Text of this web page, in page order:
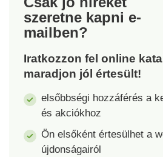
méretben, 10
kiegészítő tűvel, 24
szemjelölőt tartalmazó
gombolyag fonallal,
OEKO-TEX®
tanúsítvánnyal.
szeretne kapni e-
mailben?
Iratkozzon fel online
maradjon jól értesült!
elsőbbségi hozzáférés a
és akciókhoz
Ön elsőként értesülhet a
újdonságairól